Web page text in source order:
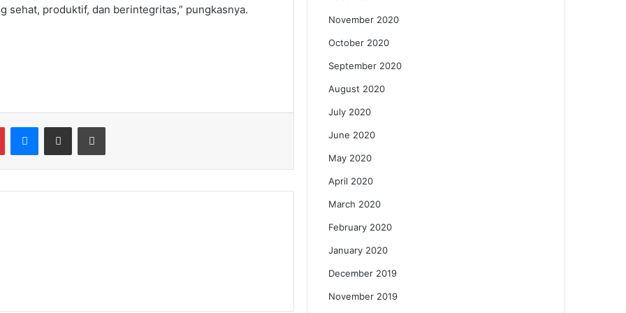
sehat, produktif, dan berintegritas,” pungkasnya.
November 2020
October 2020
September 2020
August 2020
July 2020
June 2020
May 2020
April 2020
March 2020
February 2020
January 2020
December 2019
November 2019